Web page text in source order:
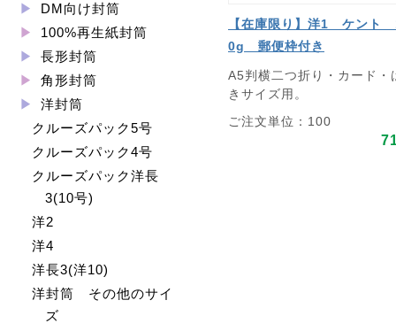
DM向け封筒
100%再生紙封筒
長形封筒
角形封筒
洋封筒
クルーズパック5号
クルーズパック4号
クルーズパック洋長
3(10号)
洋2
洋4
洋長3(洋10)
洋封筒 その他のサイ
ズ
【在庫限り】洋1 ケント
0g 郵便枠付き
A5判横二つ折り・カード・
きサイズ用。
ご注文単位：100